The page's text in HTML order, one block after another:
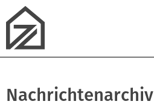
Nachrichtenarchiv